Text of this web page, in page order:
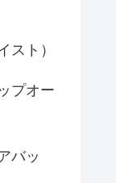
スト）
プオー
バッ